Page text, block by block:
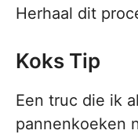
Herhaal dit
Koks Tip
Een truc die ik
pannenkoeken